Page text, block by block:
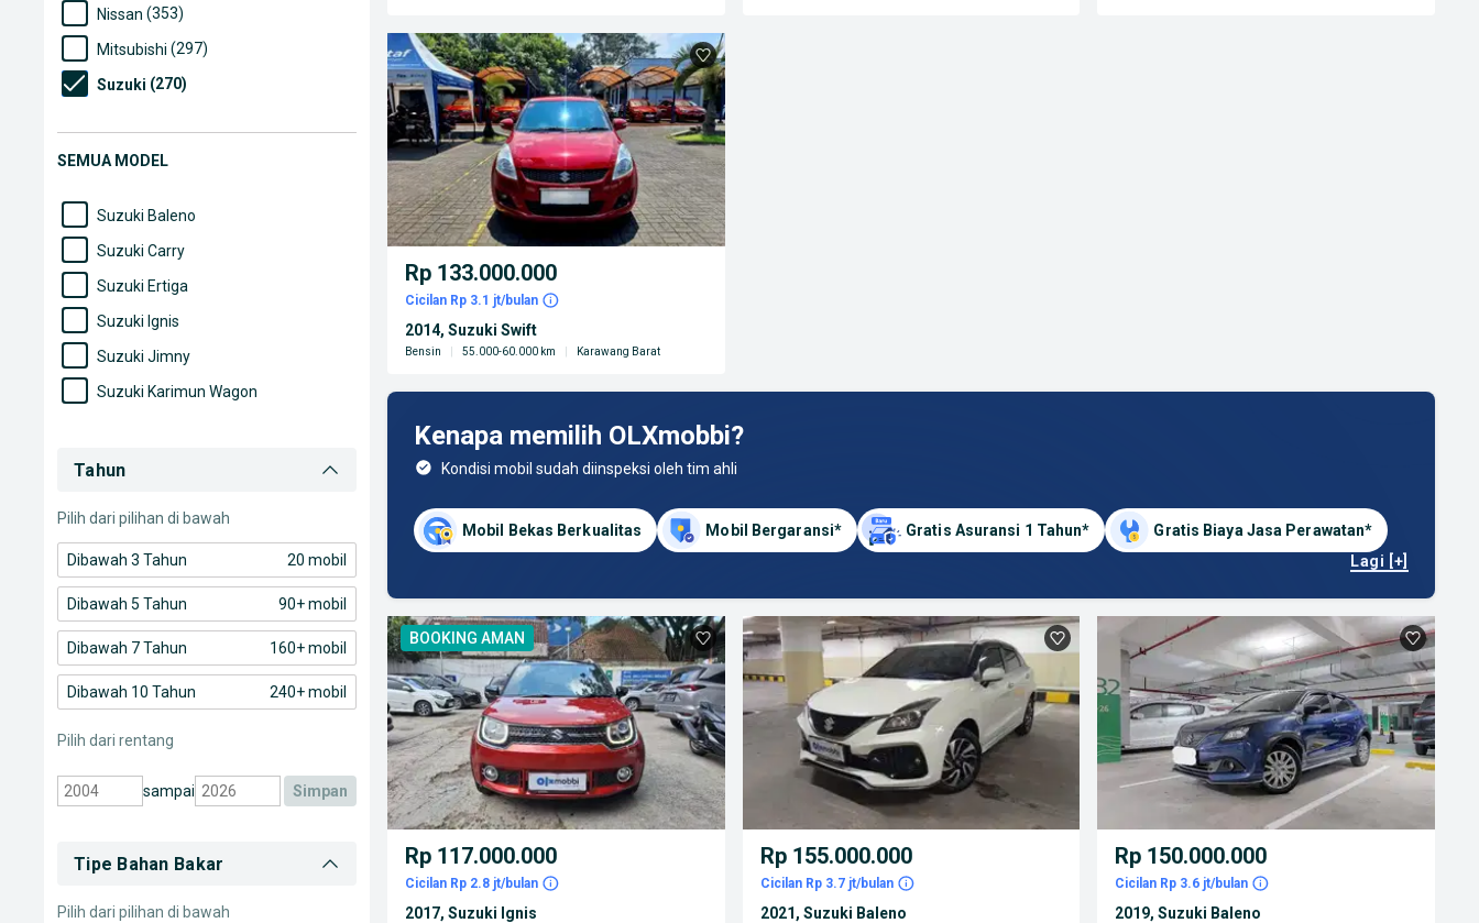
Nissan (353)
Mitsubishi (297)
Suzuki (270)
Wuling(182)
SEMUA MODEL
Suzuki Baleno
Suzuki Carry
Suzuki Ertiga
Suzuki Ignis
Suzuki Jimny
Suzuki Karimun Wagon
Suzuki S-Presso
Tahun
Pilih dari pilihan di bawah
Dibawah 3 Tahun 20 mobil
Dibawah 5 Tahun 90+ mobil
Dibawah 7 Tahun 160+ mobil
Dibawah 10 Tahun 240+ mobil
Pilih dari rentang
sampai simpan
Tipe Bahan Bakar
Pilih dari pilihan di bawah
Rp 133.000.000
Cicilan Rp 3.1 jt/bulan
2014, Suzuki Swift
Bensin 55.000-60.000 km Karawang Barat
Kenapa memilih OLXmobbi?
Kondisi mobil sudah diinspeksi oleh tim ahli
Mobil Bekas Berkualitas Mobil Bergaransi* Gratis Asuransi 1 Tahun*
Gratis Biaya Jasa Perawatan*
Lagi [+]
BOOKING AMAN
Rp 117.000.000
Cicilan Rp 2.8 jt/bulan
2017, Suzuki Ignis
Rp 155.000.000
Cicilan Rp 3.7 jt/bulan
2021, Suzuki Baleno
Rp 150.000.000
Cicilan Rp 3.6 jt/bulan
2019, Suzuki Baleno